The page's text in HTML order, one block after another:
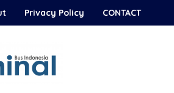
Privacy Policy CONTACT